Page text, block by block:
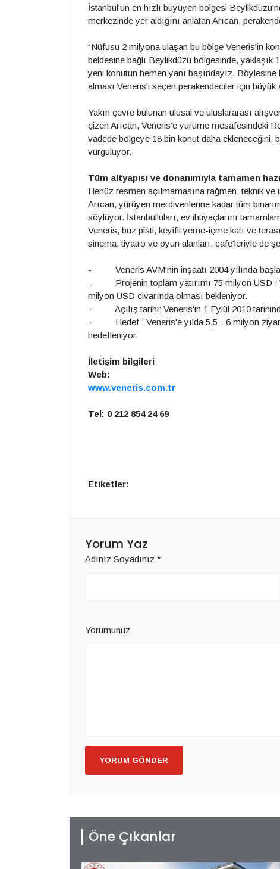
İstanbul'un en hızlı büyüyen bölgesi
merkezinde yer aldığını anlatan Arıcan,
“Nüfusu 2 milyona ulaşan bu bölge Veneris'in
beldesine bağlı Beylikdüzü bölgesinde, yaklaşık
yeni konutun hemen yanı başındayız.
alması Veneris'i seçen perakendeciler için büyük
Yakın çevre bulunan ulusal ve uluslararası
çizen Arıcan, Veneris'e yürüme mesafesindeki
vadede bölgeye 18 bin konut daha ekleneceğini,
vurguluyor.
Tüm altyapısı ve donanımıyla tamamen
Henüz resmen açılmamasına rağmen, teknik ve
Arıcan, yürüyen merdivenlerine kadar tüm
söylüyor. İstanbulluları, ev ihtiyaçlarını
Veneris, buz pisti, keyifli yeme-içme katı ve
sinema, tiyatro ve oyun alanları, cafe'leriyle de
- Veneris AVM'nin inşaatı 2004 yılında
- Projenin toplam yatırımı 75 milyon USD ;
milyon USD civarında olması bekleniyor.
- Açılış tarihi: Veneris'in 1 Eylül 2010
- Hedef : Veneris'e yılda 5,5 - 6 milyon
hedefleniyor.
İletişim bilgileri
Web:
www.veneris.com.tr
Tel: 0 212 854 24 69
Etiketler:
Yorum Yaz
Adınız Soyadınız *
Yorumunuz
YORUM GÖNDER
Öne Çıkanlar